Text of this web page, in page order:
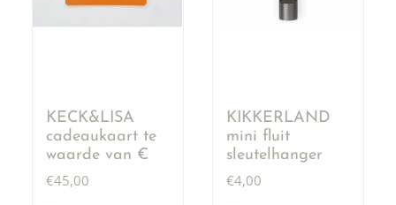
KECK&LISA
cadeaukaart te
waarde van €
50,00
€45,00
KIKKERLAND
mini fluit
sleutelhanger
€4,00